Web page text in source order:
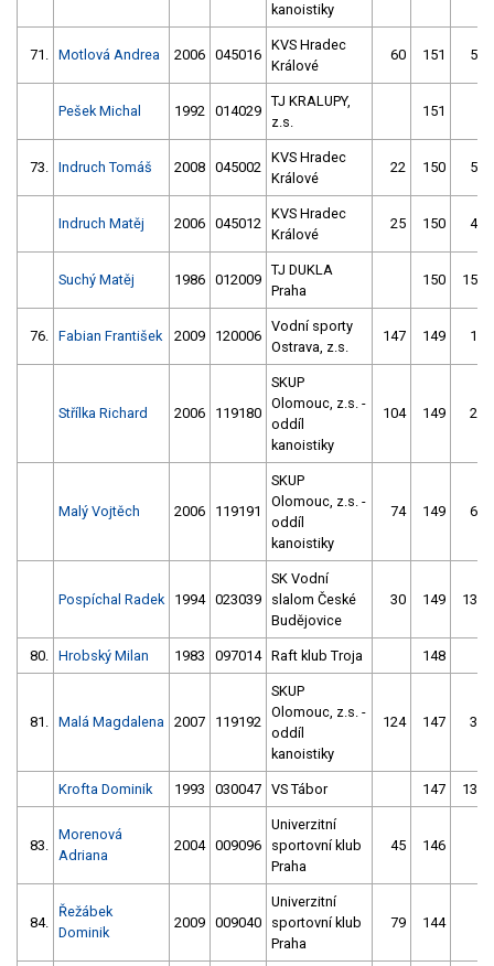
kanoistiky
71. Motlová Andrea 2006 045016
KVS Hradec
Králové
60 151 51
Pešek Michal 1992 014029
TJ KRALUPY,
z.s.
151
73. Indruch Tomáš 2008 045002
KVS Hradec
Králové
22 150 53
Indruch Matěj 2006 045012
KVS Hradec
Králové
25 150 42
Suchý Matěj 1986 012009
TJ DUKLA
Praha
150 157
76. Fabian František 2009 120006
Vodní sporty
Ostrava, z.s.
147 149 16
Střílka Richard 2006 119180
SKUP
Olomouc, z.s. -
oddíl
kanoistiky
104 149 27
Malý Vojtěch 2006 119191
SKUP
Olomouc, z.s. -
oddíl
kanoistiky
74 149 64
Pospíchal Radek 1994 023039
SK Vodní
slalom České
Budějovice
30 149 135
80. Hrobský Milan 1983 097014 Raft klub Troja 148
81. Malá Magdalena 2007 119192
SKUP
Olomouc, z.s. -
oddíl
kanoistiky
124 147 37
Krofta Dominik 1993 030047 VS Tábor 147 139
83.
Morenová
Adriana
2004 009096
Univerzitní
sportovní klub
Praha
45 146
84.
Řežábek
Dominik
2009 009040
Univerzitní
sportovní klub
Praha
79 144